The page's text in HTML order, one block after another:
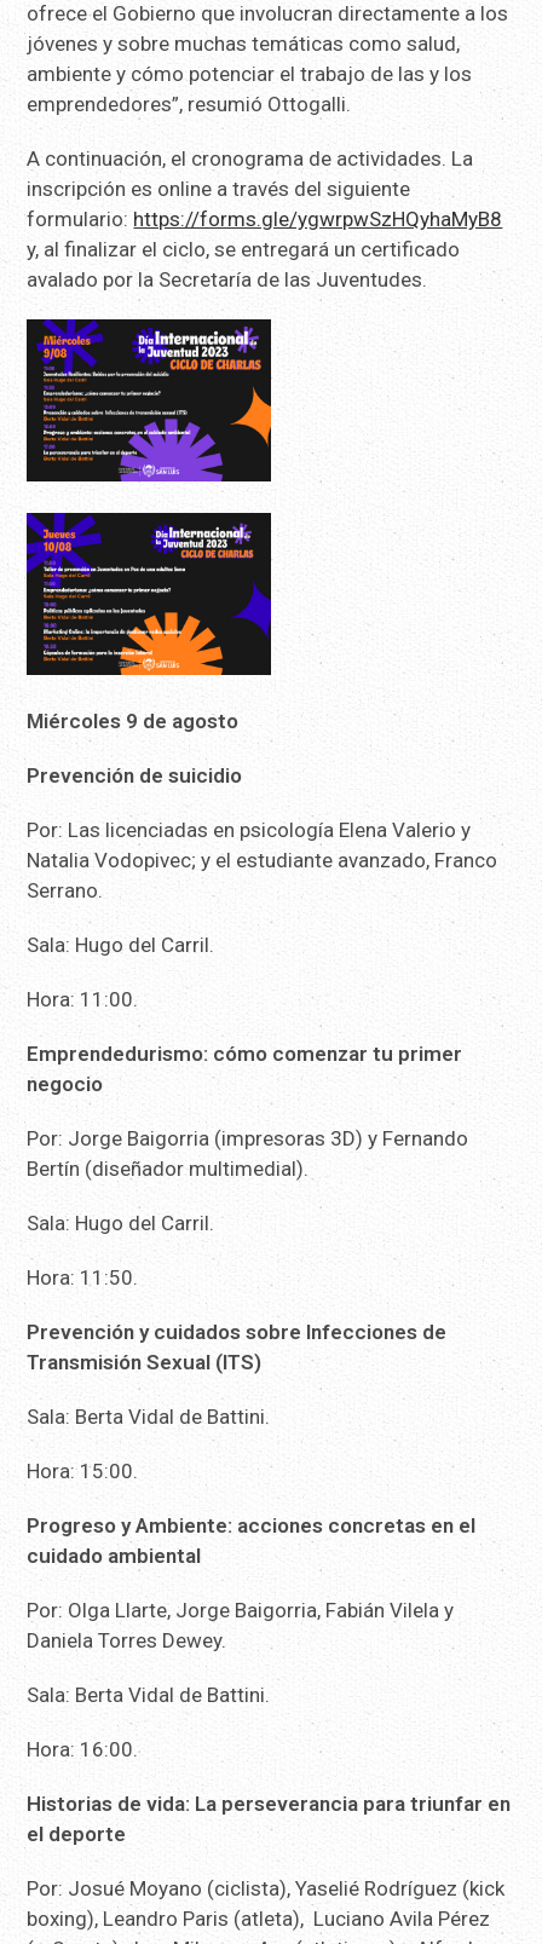
ofrece el Gobierno que involucran directamente a los
jóvenes y sobre muchas temáticas como salud,
ambiente y cómo potenciar el trabajo de las y los
emprendedores”, resumió Ottogalli.
A continuación, el cronograma de actividades. La
inscripción es online a través del siguiente
formulario: https://forms.gle/ygwrpwSzHQyhaMyB8
y, al finalizar el ciclo, se entregará un certificado
avalado por la Secretaría de las Juventudes.
Miércoles 9 de agosto
Prevención de suicidio
Por: Las licenciadas en psicología Elena Valerio y
Natalia Vodopivec; y el estudiante avanzado, Franco
Serrano.
Sala: Hugo del Carril.
Hora: 11:00.
Emprendedurismo: cómo comenzar tu primer
negocio
Por: Jorge Baigorria (impresoras 3D) y Fernando
Bertín (diseñador multimedial).
Sala: Hugo del Carril.
Hora: 11:50.
Prevención y cuidados sobre Infecciones de
Transmisión Sexual (ITS)
Sala: Berta Vidal de Battini.
Hora: 15:00.
Progreso y Ambiente: acciones concretas en el
cuidado ambiental
Por: Olga Llarte, Jorge Baigorria, Fabián Vilela y
Daniela Torres Dewey.
Sala: Berta Vidal de Battini.
Hora: 16:00.
Historias de vida: La perseverancia para triunfar en
el deporte
Por: Josué Moyano (ciclista), Yaselié Rodríguez (kick
boxing), Leandro Paris (atleta), Luciano Avila Pérez